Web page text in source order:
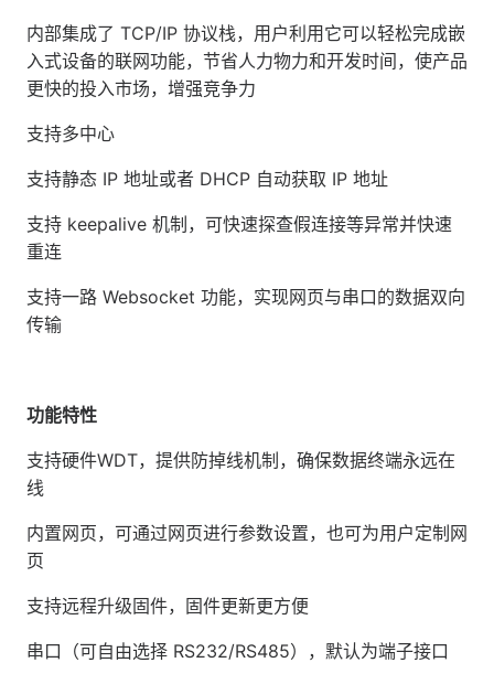
内部集成了 TCP/IP 协议栈，用户利用它可以轻松完成嵌
入式设备的联网功能，节省人力物力和开发时间，使产品
更快的投入市场，增强竞争力
支持多中心
支持静态 IP 地址或者 DHCP 自动获取 IP 地址
支持 keepalive 机制，可快速探查假连接等异常并快速
重连
支持一路 Websocket 功能，实现网页与串口的数据双向
传输
功能特性
支持硬件WDT，提供防掉线机制，确保数据终端永远在
线
内置网页，可通过网页进行参数设置，也可为用户定制网
页
支持远程升级固件，固件更新更方便
串口（可自由选择 RS232/RS485），默认为端子接口